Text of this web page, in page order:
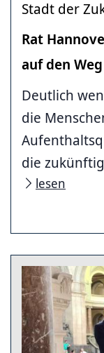
Stadt der
Rat
auf den Weg
Deutlich
die
die
lesen